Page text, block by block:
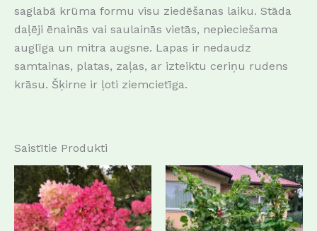
saglabā krūma formu visu ziedēšanas laiku. Stāda
daļēji ēnainās vai saulainās vietās, nepieciešama
auglīga un mitra augsne. Lapas ir nedaudz
samtainas, platas, zaļas, ar izteiktu ceriņu rudens
krāsu. Šķirne ir ļoti ziemcietīga.
Saistītie Produkti